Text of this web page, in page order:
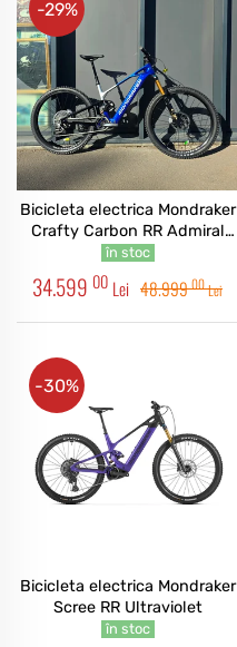
Bicicleta electrica Mondraker
Crafty Carbon RR Admiral
Blue Custom
în stoc
34.599 00 Lei 48.99900Lei
-29%
Bicicleta electrica Mondraker
Scree RR Ultraviolet
în stoc
-30%